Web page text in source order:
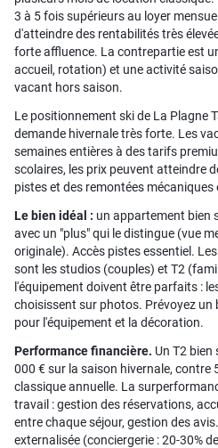
3 à 5 fois supérieurs au loyer
d'atteindre des rentabilités très
forte affluence. La contrepartie est
accueil, rotation) et une activité
vacant hors saison.
Le positionnement ski de La Plagne
demande hivernale très forte. Les
semaines entières à des tarifs
scolaires, les prix peuvent atteindre
pistes et des remontées
Le bien idéal : un appartement bien
avec un "plus" qui le distingue (vue
originale). Accès pistes essentiel.
sont les studios (couples) et T2
l'équipement doivent être parfaits :
choisissent sur photos. Prévoyez un
pour l'équipement et la décoration.
Performance financière. Un T2 bien
000 € sur la saison hivernale, contre
classique annuelle. La
travail : gestion des réservations,
entre chaque séjour, gestion des
externalisée (conciergerie : 20-30%